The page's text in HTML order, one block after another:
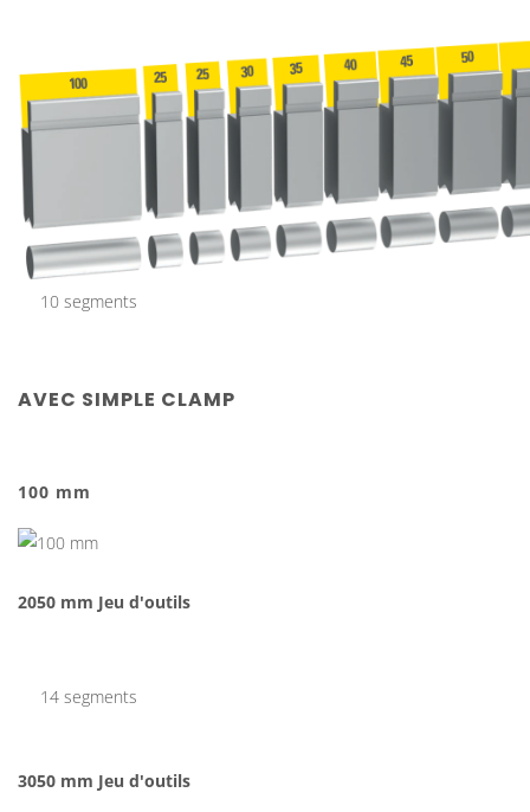
10 segments
AVEC SIMPLE CLAMP
100 mm
2050 mm Jeu d'outils
14 segments
3050 mm Jeu d'outils